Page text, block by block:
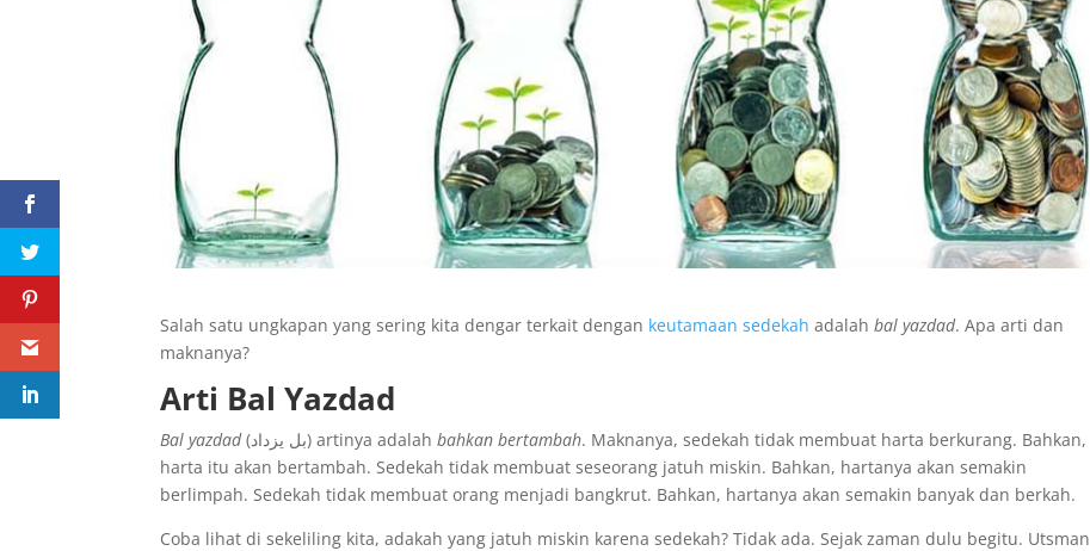
Salah satu ungkapan yang sering kita dengar terkait dengan keutamaan sedekah adalahbal yazdad. Apa arti dan
maknanya?
Arti Bal Yazdad
Bal yazdad (بل يزداد) artinya adalahbahkan bertambah. Maknanya, sedekah tidak membuat harta berkurang. Bahkan,
harta itu akan bertambah. Sedekah tidak membuat seseorang jatuh miskin. Bahkan, hartanya akan semakin
berlimpah. Sedekah tidak membuat orang menjadi bangkrut. Bahkan, hartanya akan semakin banyak dan berkah.
Coba lihat di sekeliling kita, adakah yang jatuh miskin karena sedekah? Tidak ada. Sejak zaman dulu begitu. Utsman